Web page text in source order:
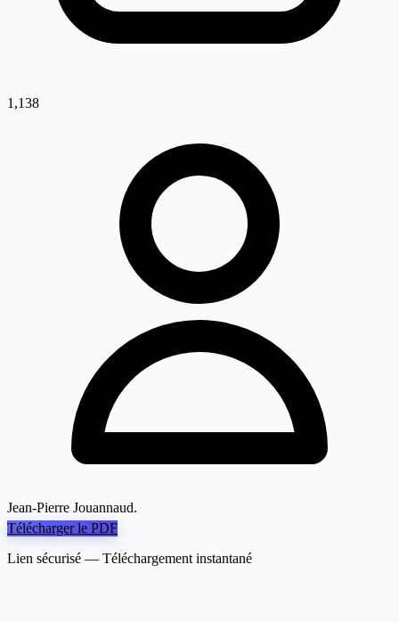
1,138
Jean-Pierre Jouannaud.
Télécharger le PDF
Lien sécurisé — Téléchargement instantané